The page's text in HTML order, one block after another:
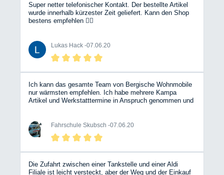
Super netter telefonischer Kontakt. Der bestellte Artikel
wurde innerhalb kürzester Zeit geliefert. Kann den Shop
bestens empfehlen 👍🏼
Lukas Hack -07.06.20
Ich kann das gesamte Team von Bergische Wohnmobile
nur wärmsten empfehlen. Ich habe mehrere Kampa
Artikel und Werkstatttermine in Anspruch genommen und
SkubschFahrschule Skubsch -07.06.20
Die Zufahrt zwischen einer Tankstelle und einer Aldi
Filiale ist leicht versteckt, aber der Weg und der Einkauf